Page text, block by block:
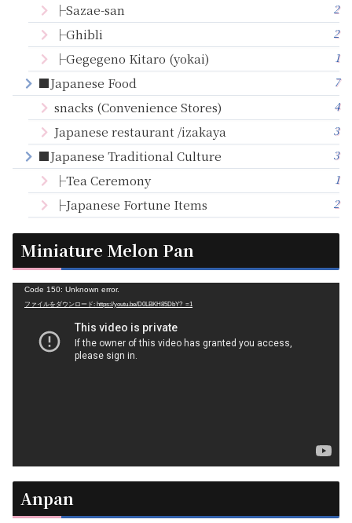
├Sazae-san 2
├Ghibli 2
├Gegegeno Kitaro (yokai) 1
■Japanese Food 7
snacks (Convenience Stores) 4
Japanese restaurant /izakaya 3
■Japanese Traditional Culture 3
├Tea Ceremony 1
├Japanese Fortune Items 2
Miniature Melon Pan
Code 150: Unknown error.
ファイルをダウンロード: https://youtu.be/D0LBKH85DbY?_=1
Anpan